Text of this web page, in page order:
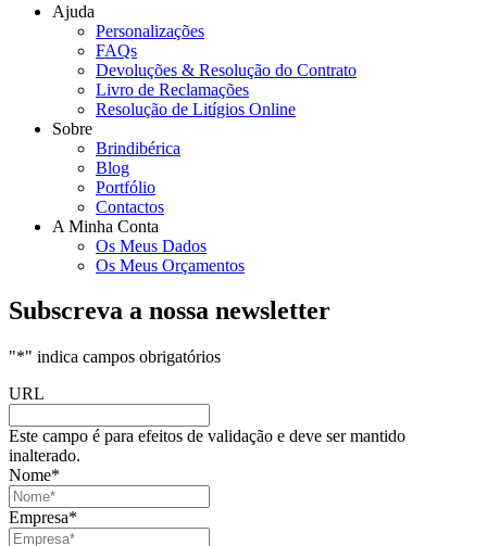
Ajuda
Personalizações
FAQs
Devoluções & Resolução do Contrato
Livro de Reclamações
Resolução de Litígios Online
Sobre
Brindibérica
Blog
Portfólio
Contactos
A Minha Conta
Os Meus Dados
Os Meus Orçamentos
Subscreva a nossa newsletter
"*" indica campos obrigatórios
URL
Este campo é para efeitos de validação e deve ser mantido
inalterado.
Nome*
Empresa*